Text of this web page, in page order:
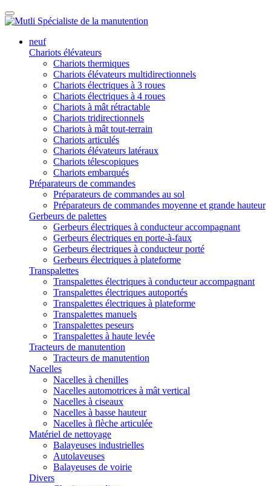
neuf
Chariots élévateurs
Chariots thermiques
Chariots élévateurs multidirectionnels
Chariots électriques à 3 roues
Chariots électriques à 4 roues
Chariots à mât rétractable
Chariots tridirectionnels
Chariots à mât tout-terrain
Chariots articulés
Chariots élévateurs latéraux
Chariots télescopiques
Chariots embarqués
Préparateurs de commandes
Préparateurs de commandes au sol
Préparateurs de commandes moyenne et grande hauteur
Gerbeurs de palettes
Gerbeurs électriques à conducteur accompagnant
Gerbeurs électriques en porte-à-faux
Gerbeurs électriques à conducteur porté
Gerbeurs électriques à plateforme
Transpalettes
Transpalettes électriques à conducteur accompagnant
Transpalettes électriques autoportés
Transpalettes électriques à plateforme
Transpalettes manuels
Transpalettes peseurs
Transpalettes à haute levée
Tracteurs de manutention
Tracteurs de manutention
Nacelles
Nacelles à chenilles
Nacelles automotrices à mât vertical
Nacelles à ciseaux
Nacelles à basse hauteur
Nacelles à flèche articulée
Matériel de nettoyage
Balayeuses industrielles
Autolaveuses
Balayeuses de voirie
Divers